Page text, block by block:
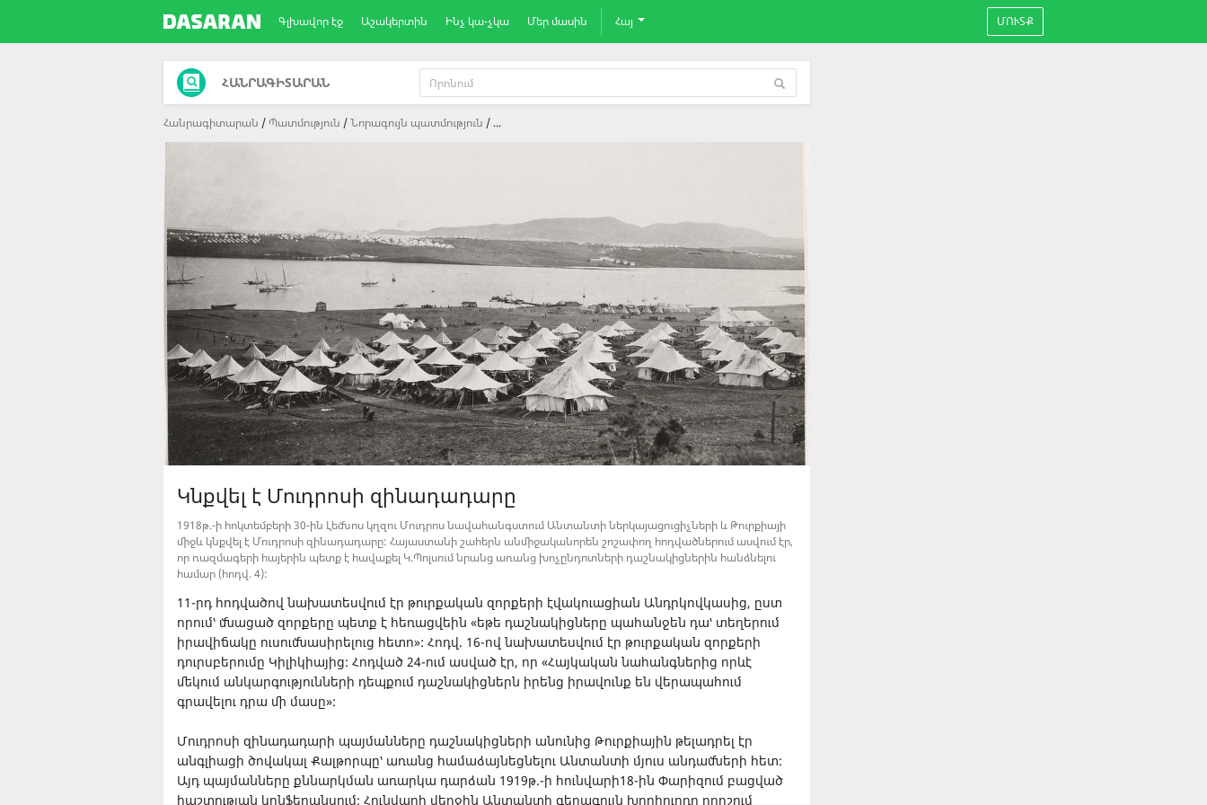
Գլխավոր էջ Աշակերտին Ինչ կա-չկա Մեր մասին Հայ ՄՈՒՏՔ
ՀԱՆՐԱԳԻՏԱՐԱՆ
Հանրագիտարան Պատմություն Նորագույն պատմություն ...
Կնքվել է Մուդրոսի զինադադարը
1918թ.-ի հոկտեմբերի 30-ին Լեմնոս կղզու Մուդրոս նավահանգստում Անտանտի ներկայացուցիչների և Թուրքիայի
միջև կնքվել է Մուդրոսի զինադադարը: Հայաստանի շահերն անմիջականորեն շոշափող հոդվածներում ասվում էր,
որ ռազմագերի հայերին պետք է հավաքել Կ.Պոլսում նրանց առանց խոչընդոտների դաշնակիցներին հանձնելու
համար (հոդվ. 4):
11-րդ հոդվածով նախատեսվում էր թուրքական զորքերի էվակուացիան Անդրկովկասից, ըստ
որում՝ մնացած զորքերը պետք է հեռացվեին «եթե դաշնակիցները պահանջեն դա՝ տեղերում
իրավիճակը ուսումնասիրելուց հետո»: Հոդվ. 16-ով նախատեսվում էր թուրքական զորքերի
դուրսբերումը Կիլիկիայից: Հոդված 24-ում ասված էր, որ «Հայկական նահանգներից որևէ
մեկում անկարգությունների դեպքում դաշնակիցներն իրենց իրավունք են վերապահում
գրավելու դրա մի մասը»:
Մուդրոսի զինադադարի պայմանները դաշնակիցների անունից Թուրքիային թելադրել էր
անգլիացի ծովակալ Քալթորպը՝ առանց համաձայնեցնելու Անտանտի մյուս անդամների հետ:
Այդ պայմանները քննարկման առարկա դարձան 1919թ.-ի հունվարի18-ին Փարիզում բացված
հաշտության կոնֆերանսում: Հունվարի վերջին Անտանտի գերագույն խորհուրդը որոշում